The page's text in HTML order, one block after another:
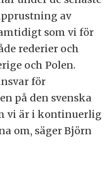
av
som vi för
rederier och
och Polen.
för
på den svenska
vi är i kontinuerlig
om, säger Björn